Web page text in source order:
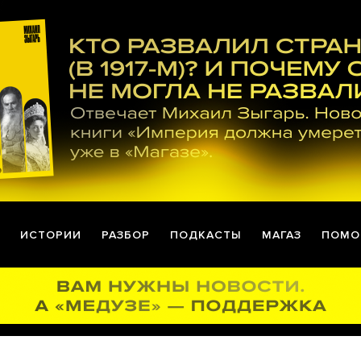
ИСТОРИИ РАЗБОР ПОДКАСТЫ МАГАЗ